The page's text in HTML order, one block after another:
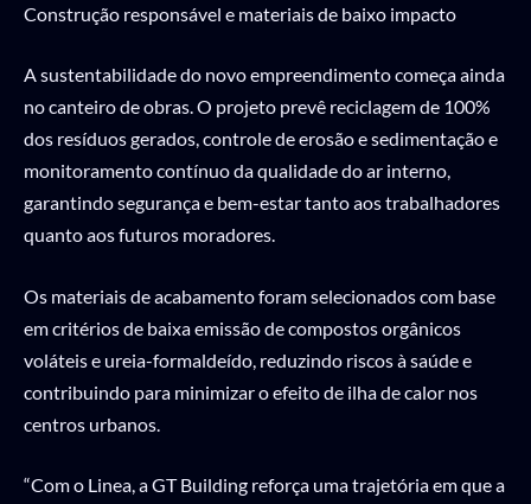
Construção responsável e materiais de baixo impacto
A sustentabilidade do novo empreendimento começa ainda
no canteiro de obras. O projeto prevê reciclagem de 100%
dos resíduos gerados, controle de erosão e sedimentação e
monitoramento contínuo da qualidade do ar interno,
garantindo segurança e bem-estar tanto aos trabalhadores
quanto aos futuros moradores.
Os materiais de acabamento foram selecionados com base
em critérios de baixa emissão de compostos orgânicos
voláteis e ureia-formaldeído, reduzindo riscos à saúde e
contribuindo para minimizar o efeito de ilha de calor nos
centros urbanos.
“Com o Linea, a GT Building reforça uma trajetória em que a